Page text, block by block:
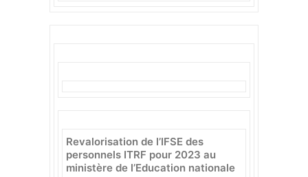
Revalorisation de l’IFSE des
personnels ITRF pour 2023 au
ministère de l’Education nationale